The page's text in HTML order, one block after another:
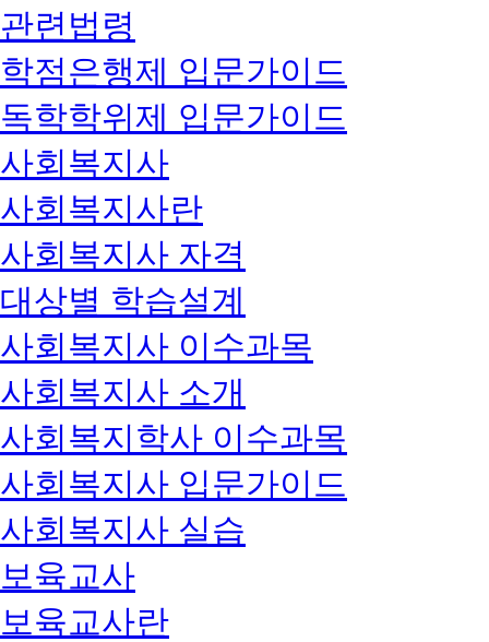
관련법령
학점은행제 입문가이드
독학학위제 입문가이드
사회복지사
사회복지사란
사회복지사 자격
대상별 학습설계
사회복지사 이수과목
사회복지사 소개
사회복지학사 이수과목
사회복지사 입문가이드
사회복지사 실습
보육교사
보육교사란